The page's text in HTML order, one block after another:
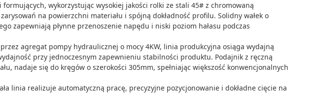
wykorzystując wysokiej jakości rolki ze stali 45# z chromowaną
na powierzchni materiału i spójną dokładność profilu. Solidny wałek o
zapewniają płynne przenoszenie napędu i niski poziom hałasu podczas
agregat pompy hydraulicznej o mocy 4KW, linia produkcyjna osiąga wydajną
przy jednoczesnym zapewnieniu stabilności produktu. Podajnik z ręczną
nadaje się do kręgów o szerokości 305mm, spełniając większość konwencjonalnych
linia realizuje automatyczną pracę, precyzyjne pozycjonowanie i dokładne cięcie na